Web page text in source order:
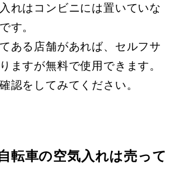
れはコンビニには置いていな
す。
ある店舗があれば、セルフサ
ますが無料で使用できます。
認をしてみてください。
転車の空気入れは売って